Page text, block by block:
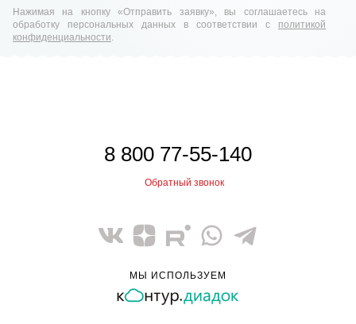
Нажимая на кнопку «Отправить заявку», вы соглашаетесь на
обработку персональных данных в соответствии с политикой
конфиденциальности.
8 800 77-55-140
Обратный звонок
МЫ ИСПОЛЬЗУЕМ